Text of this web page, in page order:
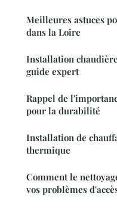
Meilleures astuces
dans la Loire
Installation
guide expert
Rappel de
pour la durabilité
Installation de
thermique
Comment le
vos problèmes